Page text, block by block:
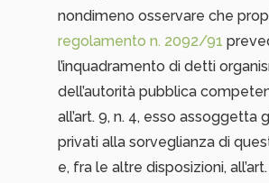
nondimeno osservare che
regolamento n. 2092/91
l’inquadramento di detti
dell’autorità pubblica
all’art. 9, n. 4, esso assoggetta
privati alla sorveglianza di
e, fra le altre disposizioni, all’art.